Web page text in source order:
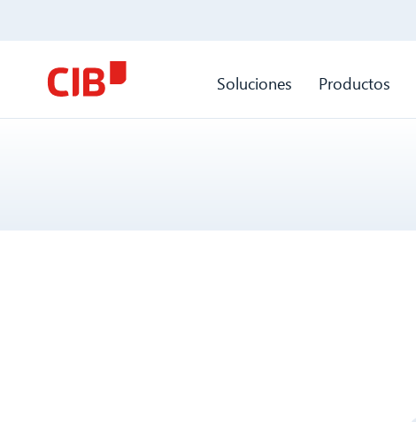
Soluciones Productos